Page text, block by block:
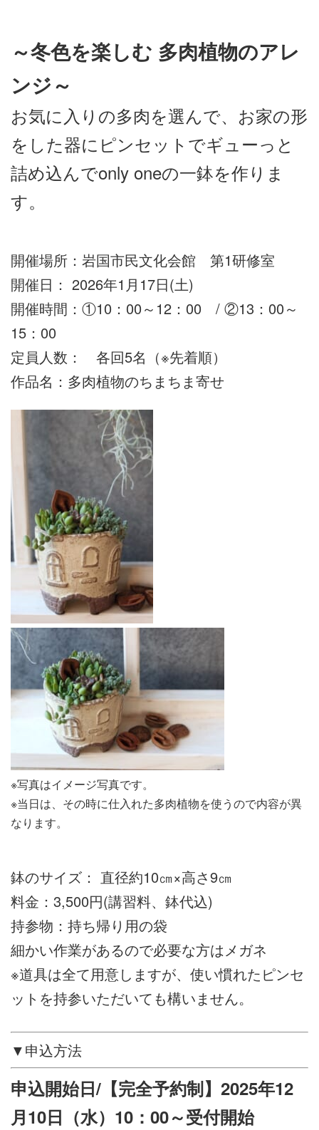
～冬色を楽しむ 多肉植物のアレ
ンジ～
お気に入りの多肉を選んで、お家の形
をした器にピンセットでギューっと
詰め込んでonly oneの一鉢を作りま
す。
開催場所：岩国市民文化会館 第1研修室
開催日： 2026年1月17日(土)
開催時間：①10：00～12：00 / ②13：00～
15：00
定員人数： 各回5名（※先着順）
作品名：多肉植物のちまちま寄せ
※写真はイメージ写真です。
※当日は、その時に仕入れた多肉植物を使うので内容が異
なります。
鉢のサイズ： 直径約10㎝×高さ9㎝
料金：3,500円(講習料、鉢代込)
持参物：持ち帰り用の袋
細かい作業があるので必要な方はメガネ
※道具は全て用意しますが、使い慣れたピンセ
ットを持参いただいても構いません。
▼申込方法
申込開始日/【完全予約制】2025年12
月10日（水）10：00～受付開始